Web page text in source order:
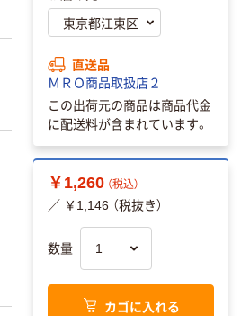
直送品
ＭＲＯ商品取扱店２
この出荷元の商品は商品代金
に配送料が含まれています。
￥1,260 （税込）
／ ￥1,146 （税抜き）
数量
カゴに入れる